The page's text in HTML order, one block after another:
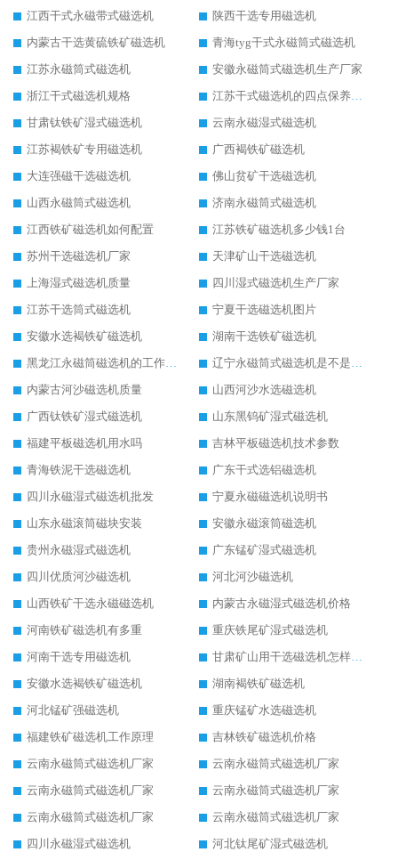
江西干式永磁带式磁选机
陕西干选专用磁选机
内蒙古干选黄硫铁矿磁选机
青海tyg干式永磁筒式磁选机
江苏永磁筒式磁选机
安徽永磁筒式磁选机生产厂家
浙江干式磁选机规格
江苏干式磁选机的四点保养秘籍
甘肃钛铁矿湿式磁选机
云南永磁湿式磁选机
江苏褐铁矿专用磁选机
广西褐铁矿磁选机
大连强磁干选磁选机
佛山贫矿干选磁选机
山西永磁筒式磁选机
济南永磁筒式磁选机
江西铁矿磁选机如何配置
江苏铁矿磁选机多少钱1台
苏州干选磁选机厂家
天津矿山干选磁选机
上海湿式磁选机质量
四川湿式磁选机生产厂家
江苏干选筒式磁选机
宁夏干选磁选机图片
安徽水选褐铁矿磁选机
湖南干选铁矿磁选机
黑龙江永磁筒磁选机的工作原理
辽宁永磁筒式磁选机是不是强磁
内蒙古河沙磁选机质量
山西河沙水选磁选机
广西钛铁矿湿式磁选机
山东黑钨矿湿式磁选机
福建平板磁选机用水吗
吉林平板磁选机技术参数
青海铁泥干选磁选机
广东干式选铝磁选机
四川永磁湿式磁选机批发
宁夏永磁磁选机说明书
山东永磁滚筒磁块安装
安徽永磁滚筒磁选机
贵州永磁湿式磁选机
广东锰矿湿式磁选机
四川优质河沙磁选机
河北河沙磁选机
山西铁矿干选永磁磁选机
内蒙古永磁湿式磁选机价格
河南铁矿磁选机有多重
重庆铁尾矿湿式磁选机
河南干选专用磁选机
甘肃矿山用干选磁选机怎样调磁
安徽水选褐铁矿磁选机
湖南褐铁矿磁选机
河北锰矿强磁选机
重庆锰矿水选磁选机
福建铁矿磁选机工作原理
吉林铁矿磁选机价格
云南永磁筒式磁选机厂家
云南永磁筒式磁选机厂家
云南永磁筒式磁选机厂家
云南永磁筒式磁选机厂家
云南永磁筒式磁选机厂家
云南永磁筒式磁选机厂家
四川永磁湿式磁选机
河北钛尾矿湿式磁选机